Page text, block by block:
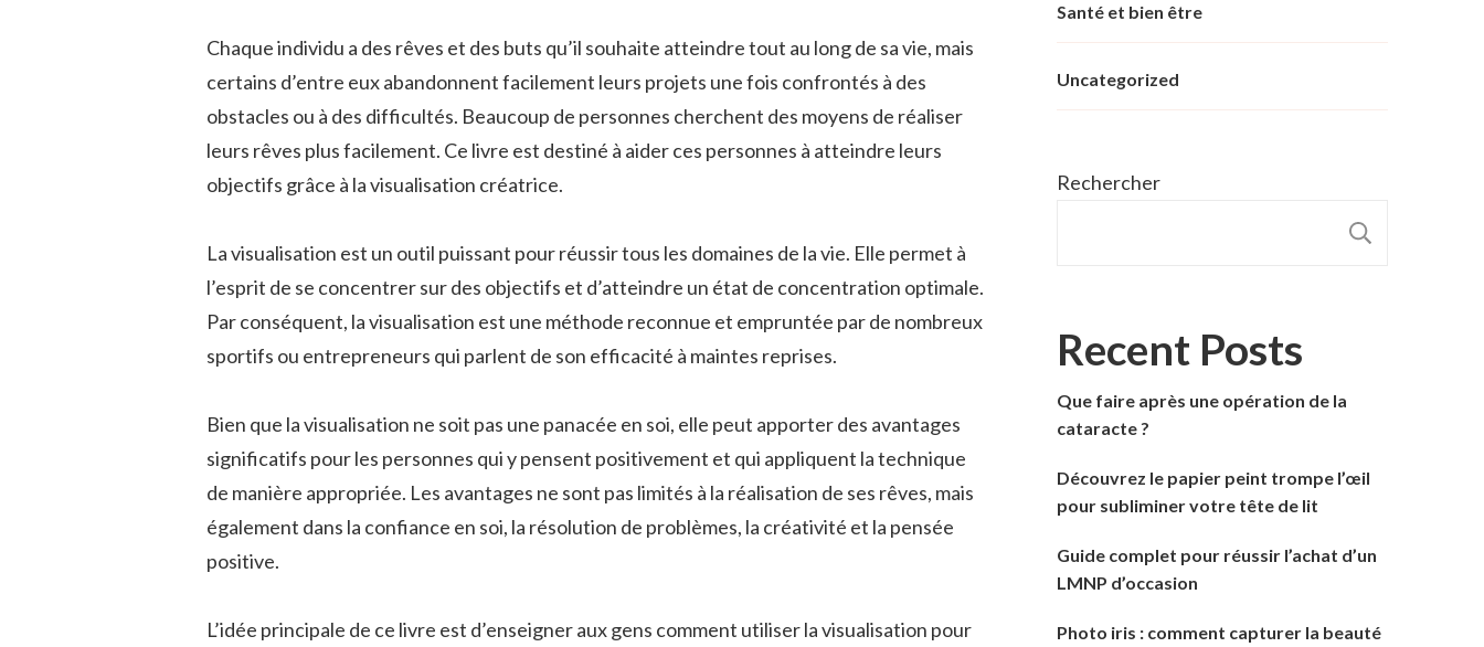
Chaque individu a des rêves et des buts qu’il souhaite atteindre tout au long de sa vie, mais
certains d’entre eux abandonnent facilement leurs projets une fois confrontés à des
obstacles ou à des difficultés. Beaucoup de personnes cherchent des moyens de réaliser
leurs rêves plus facilement. Ce livre est destiné à aider ces personnes à atteindre leurs
objectifs grâce à la visualisation créatrice.
La visualisation est un outil puissant pour réussir tous les domaines de la vie. Elle permet à
l’esprit de se concentrer sur des objectifs et d’atteindre un état de concentration optimale.
Par conséquent, la visualisation est une méthode reconnue et empruntée par de nombreux
sportifs ou entrepreneurs qui parlent de son efficacité à maintes reprises.
Bien que la visualisation ne soit pas une panacée en soi, elle peut apporter des avantages
significatifs pour les personnes qui y pensent positivement et qui appliquent la technique
de manière appropriée. Les avantages ne sont pas limités à la réalisation de ses rêves, mais
également dans la confiance en soi, la résolution de problèmes, la créativité et la pensée
positive.
L’idée principale de ce livre est d’enseigner aux gens comment utiliser la visualisation pour
Santé et bien être
Uncategorized
Rechercher
Recent Posts
Que faire après une opération de la
cataracte ?
Découvrez le papier peint trompe l’œil
pour subliminer votre tête de lit
Guide complet pour réussir l’achat d’un
LMNP d’occasion
Photo iris : comment capturer la beauté